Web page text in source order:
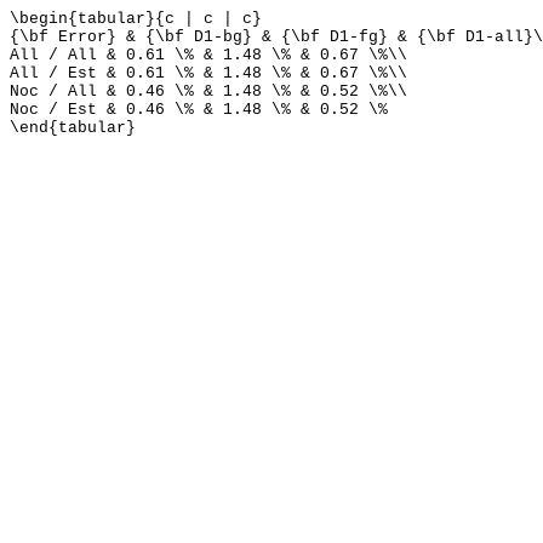
\begin{tabular}{c | c | c}
{\bf Error} & {\bf D1-bg} & {\bf D1-fg} & {\bf D1-
All / All & 0.61 \% & 1.48 \% & 0.67 \%\\
All / Est & 0.61 \% & 1.48 \% & 0.67 \%\\
Noc / All & 0.46 \% & 1.48 \% & 0.52 \%\\
Noc / Est & 0.46 \% & 1.48 \% & 0.52 \%
\end{tabular}